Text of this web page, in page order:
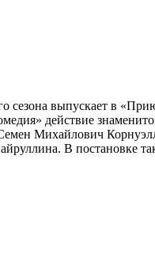
сезона выпускает в
действие
Михайлович
В постановке